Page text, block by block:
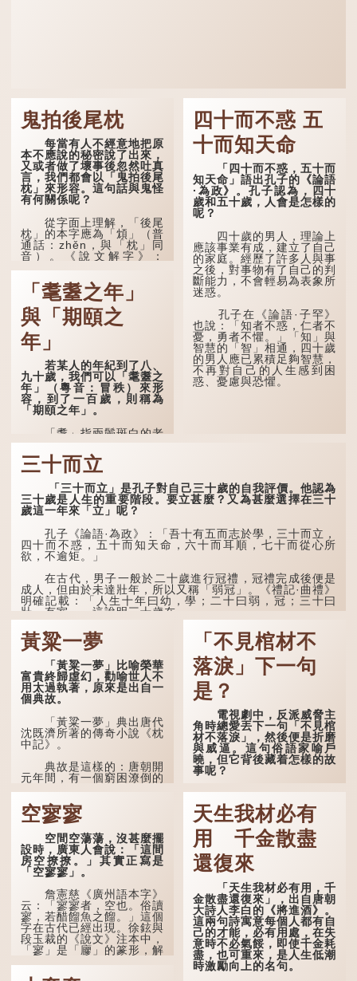
鬼拍後尾枕
每當有人不經意地把原
本不應說的秘密說了出來，
又或者做了壞事後忽然吐真
言，我們都會以「鬼拍後尾
枕」來形容。這句話與鬼怪
有何關係呢？
從字面上理解，「後尾
枕」的本字應為「䪴」（普
通話：zhěn，與「枕」同
音）。《說文解字》：
後部與枕頭接觸的地方。
民間流傳有一種說法，
人會將一些不欲為人所知的
記憶藏於頸後之處。如果忽
然吐真言，就好像被不明東
西（如鬼魂）在後腦拍了一
下，藏在腦中的秘密便脫口
而出。因此「鬼拍...
「耄耋之年」
與「期頤之
年」
若某人的年紀到了八、
九十歲，我們可以「耄耋之
年」（粵音：冒秩）來形
容，到了一百歲，則稱為
「期頤之年」。
「耄」指兩鬢斑白的老
人家，亦含有思想紊亂的意
思；「耋」更有跌倒的意
思，也是用來形容老人家
曹操《對酒歌》就曾寫
道：「耄耋皆得以壽終，恩
到了一百歲呢？
頤」。《禮記.曲禮上》：
「百年曰期頤。」鄭玄註：
「期，猶要也；頤，養也。
不知衣服食味，孝子要盡養
道...
四十而不惑 五
十而知天命
「四十而不惑，五十而
知天命」語出孔子的《論語
·為政》。孔子認為，四十
歲和五十歲，人會是怎樣的
呢？
四十歲的男人，理論上
應該事業有成，建立了自己
的家庭。經歷了許多人與事
之後，對事物有了自己的判
斷能力，不會輕易為表象所
迷惑。
孔子在《論語·子罕》
也說：「知者不惑，仁者不
憂，勇者不懼。」「知」與
智慧的「智」相通，四十歲
的男人應已累積足夠智慧，
不再對自己的人生感到困
惑、憂慮與恐懼。
三十而立
「三十而立」是孔子對自己三十歲的自我評價。他認為
三十歲是人生的重要階段。要立甚麼？又為甚麼選擇在三十
歲這一年來「立」呢？
孔子《論語·為政》：「吾十有五而志於學，三十而立，
四十而不惑，五十而知天命，六十而耳順，七十而從心所
欲，不逾矩。」
在古代，男子一般於二十歲進行冠禮，冠禮完成後便是
成人，但由於未達壯年，所以又稱「弱冠」。《禮記·曲禮》
明確記載：「人生十年曰幼，學；二十曰弱，冠；三十曰
壯，有室。」這說明三十歲在...
黃粱一夢
「黃粱一夢」比喻榮華
富貴終歸虛幻，勸喻世人不
用太過執著，原來是出自一
個典故。
「黃粱一夢」典出唐代
沈既濟所著的傳奇小說《枕
中記》。
典故是這樣的：唐朝開
元年間，有一個窮困潦倒的
盧姓書生，在上京赴考的途
中經過一間旅店休息，碰巧
遇到一位呂姓道士，兩人暢
談甚歡。
言談間，盧姓書生感慨
自己雖貴為讀書人，但一直
未能考取功名，仍然貧困，
感到十分落泊。於是，道士
拿出一個青瓷枕頭，讓...
「不見棺材不
落淚」下一句
是？
電視劇中，反派威脅主
角時總愛丟下一句「不見棺
材不落淚」，然後便是折磨
與威逼。這句俗語家喻戶
曉，但它背後藏着怎樣的故
事呢？
「不見棺材不落淚」的
原句，有說法是「不見棺材
不下淚」或「不見親棺不下
淚」，出自明朝蘭陵笑笑生
所著的《金瓶梅詞話》第九
十八回。原意是指人未親眼
見到親人棺木，便不會真正
感到悲傷；後來引申為比喻
人執迷不悟，不到徹底失
敗，便不肯罷休。
許多人對這上半句耳熟
能詳，但它其實還有下半句
——「不到黃河心不死」...
空寥寥
空間空蕩蕩，沒甚麼擺
設時，廣東人會說：「這間
房空撩撩。」其實正寫是
「空寥寥」。
詹憲慈《廣州語本字》
云：「寥寥者，空也。俗讀
寥，若醋餾魚之餾。」這個
字在古代已經出現。徐鉉與
段玉裁的《說文》注本中，
「寥」是「廫」的篆形，解
天生我材必有
用 千金散盡
還復來
「天生我材必有用，千
金散盡還復來」，出自唐朝
大詩人李白的《將進酒》。
這兩句詩寓意每個人都有自
己的才能，必有用處，在失
意時不必氣餒，即使千金耗
盡，也可重來，是人生低潮
時激勵向上的名句。